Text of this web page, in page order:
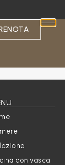
con vasca